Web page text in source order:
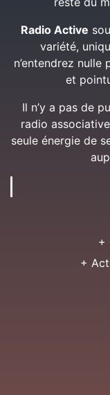
Radio Active
variété,
n’entendrez
et
Il n’y a pas de
radio
seule énergie de
+
+